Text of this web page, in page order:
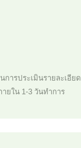
ารประเมินรายละเอี
ยใน 1-3 วันทำการ